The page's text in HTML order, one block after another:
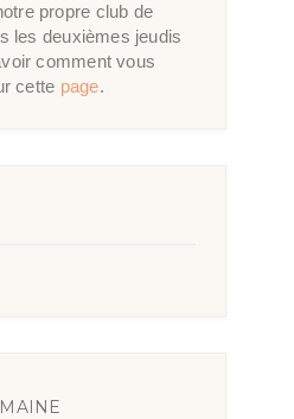
propre club de
les deuxièmes jeudis
comment vous
cette page.